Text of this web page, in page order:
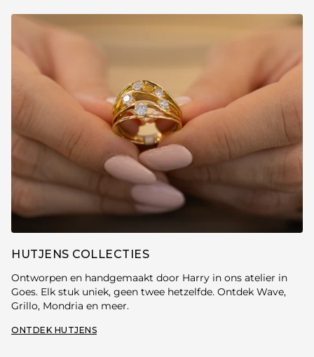
HUTJENS COLLECTIES
Ontworpen en handgemaakt door Harry in ons atelier in
Goes. Elk stuk uniek, geen twee hetzelfde. Ontdek Wave,
Grillo, Mondria en meer.
ONTDEK HUTJENS